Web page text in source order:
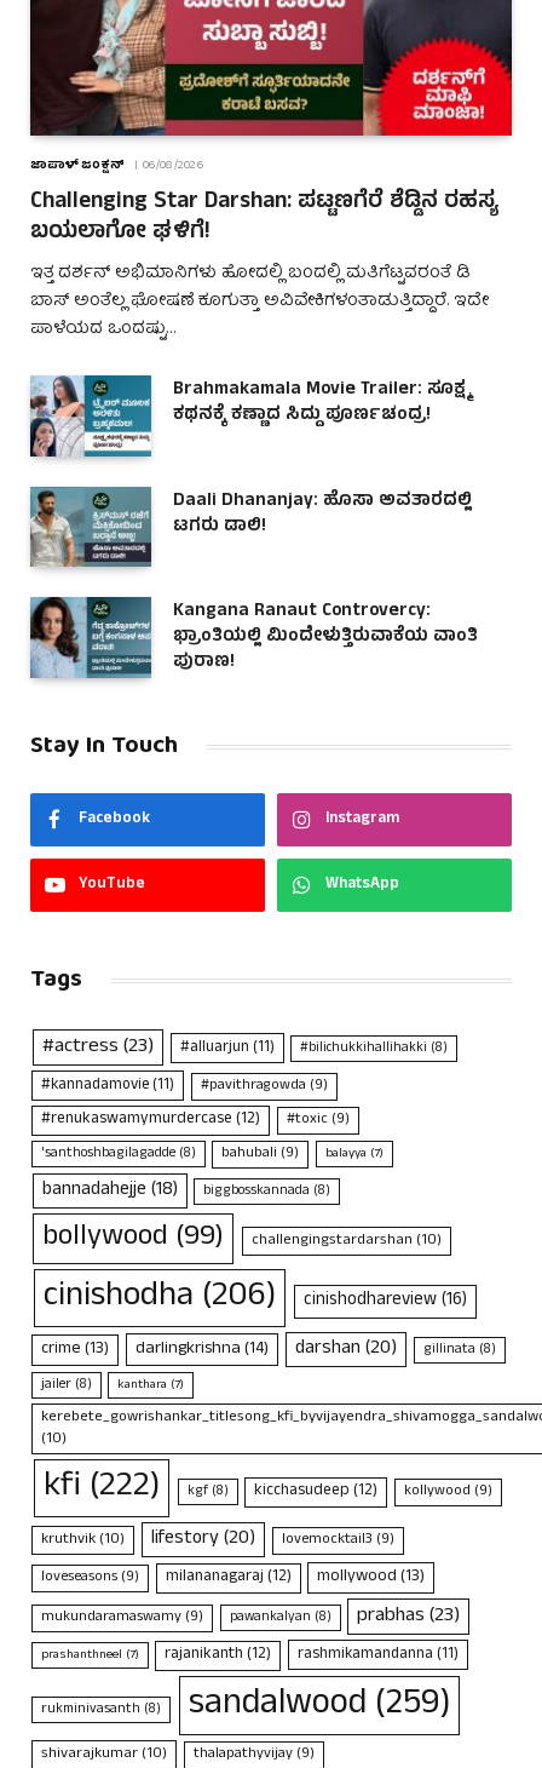
ಜಾಪಾಳ್ ಜಂಕ್ಷನ್ 06/08/2026
Challenging Star Darshan: ಪಟ್ಟಣಗೆರೆ ಶೆಡ್ಡಿನ ರಹಸ್ಯ
ಬಯಲಾಗೋ ಘಳಿಗೆ!
ಇತ್ತ ದರ್ಶನ್ ಅಭಿಮಾನಿಗಳು ಹೋದಲ್ಲಿ ಬಂದಲ್ಲಿ ಮತಿಗೆಟ್ಟವರಂತೆ ಡಿ
ಬಾಸ್ ಅಂತೆಲ್ಲ ಘೋಷಣೆ ಕೂಗುತ್ತಾ ಅವಿವೇಕಿಗಳಂತಾಡುತ್ತಿದ್ದಾರೆ. ಇದೇ
ಪಾಳೆಯದ ಒಂದಷ್ಟು…
Brahmakamala Movie Trailer: ಸೂಕ್ಷ್ಮ
ಕಥನಕ್ಕೆ ಕಣ್ಣಾದ ಸಿದ್ದು ಪೂರ್ಣಚಂದ್ರ!
Daali Dhananjay: ಹೊಸಾ ಅವತಾರದಲ್ಲಿ
ಟಗರು ಡಾಲಿ!
Kangana Ranaut Controvercy:
ಭ್ರಾಂತಿಯಲ್ಲಿ ಮಿಂದೇಳುತ್ತಿರುವಾಕೆಯ ವಾಂತಿ
ಪುರಾಣ!
Stay In Touch
Facebook Instagram
YouTube WhatsApp
Tags
#actress(23) #alluarjun(11) #bilichukkihallihakki (8)
#kannadamovie(11) #pavithragowda (9)
#renukaswamymurdercase(12) #toxic(9)
'santhoshbagilagadde (8) bahubali (9) balayya (7)
bannadahejje(18) biggbosskannada (8)
bollywood (99) challengingstardarshan (10)
cinishodha (206) cinishodhareview(16)
crime(13) darlingkrishna(14) darshan(20) gillinata (8)
jailer (8) kanthara (7)
(10)
kfi (222) kgf(8) kicchasudeep(12) kollywood (9)
kruthvik(10) lifestory(20) lovemocktail3 (9)
loveseasons (9) milananagaraj(12) mollywood(13)
mukundaramaswamy (9) pawankalyan (8) prabhas(23)
prashanthneel (7) rajanikanth(12) rashmikamandanna(11)
rukminivasanth (8) sandalwood (259)
shivarajkumar(10) thalapathyvijay(9)